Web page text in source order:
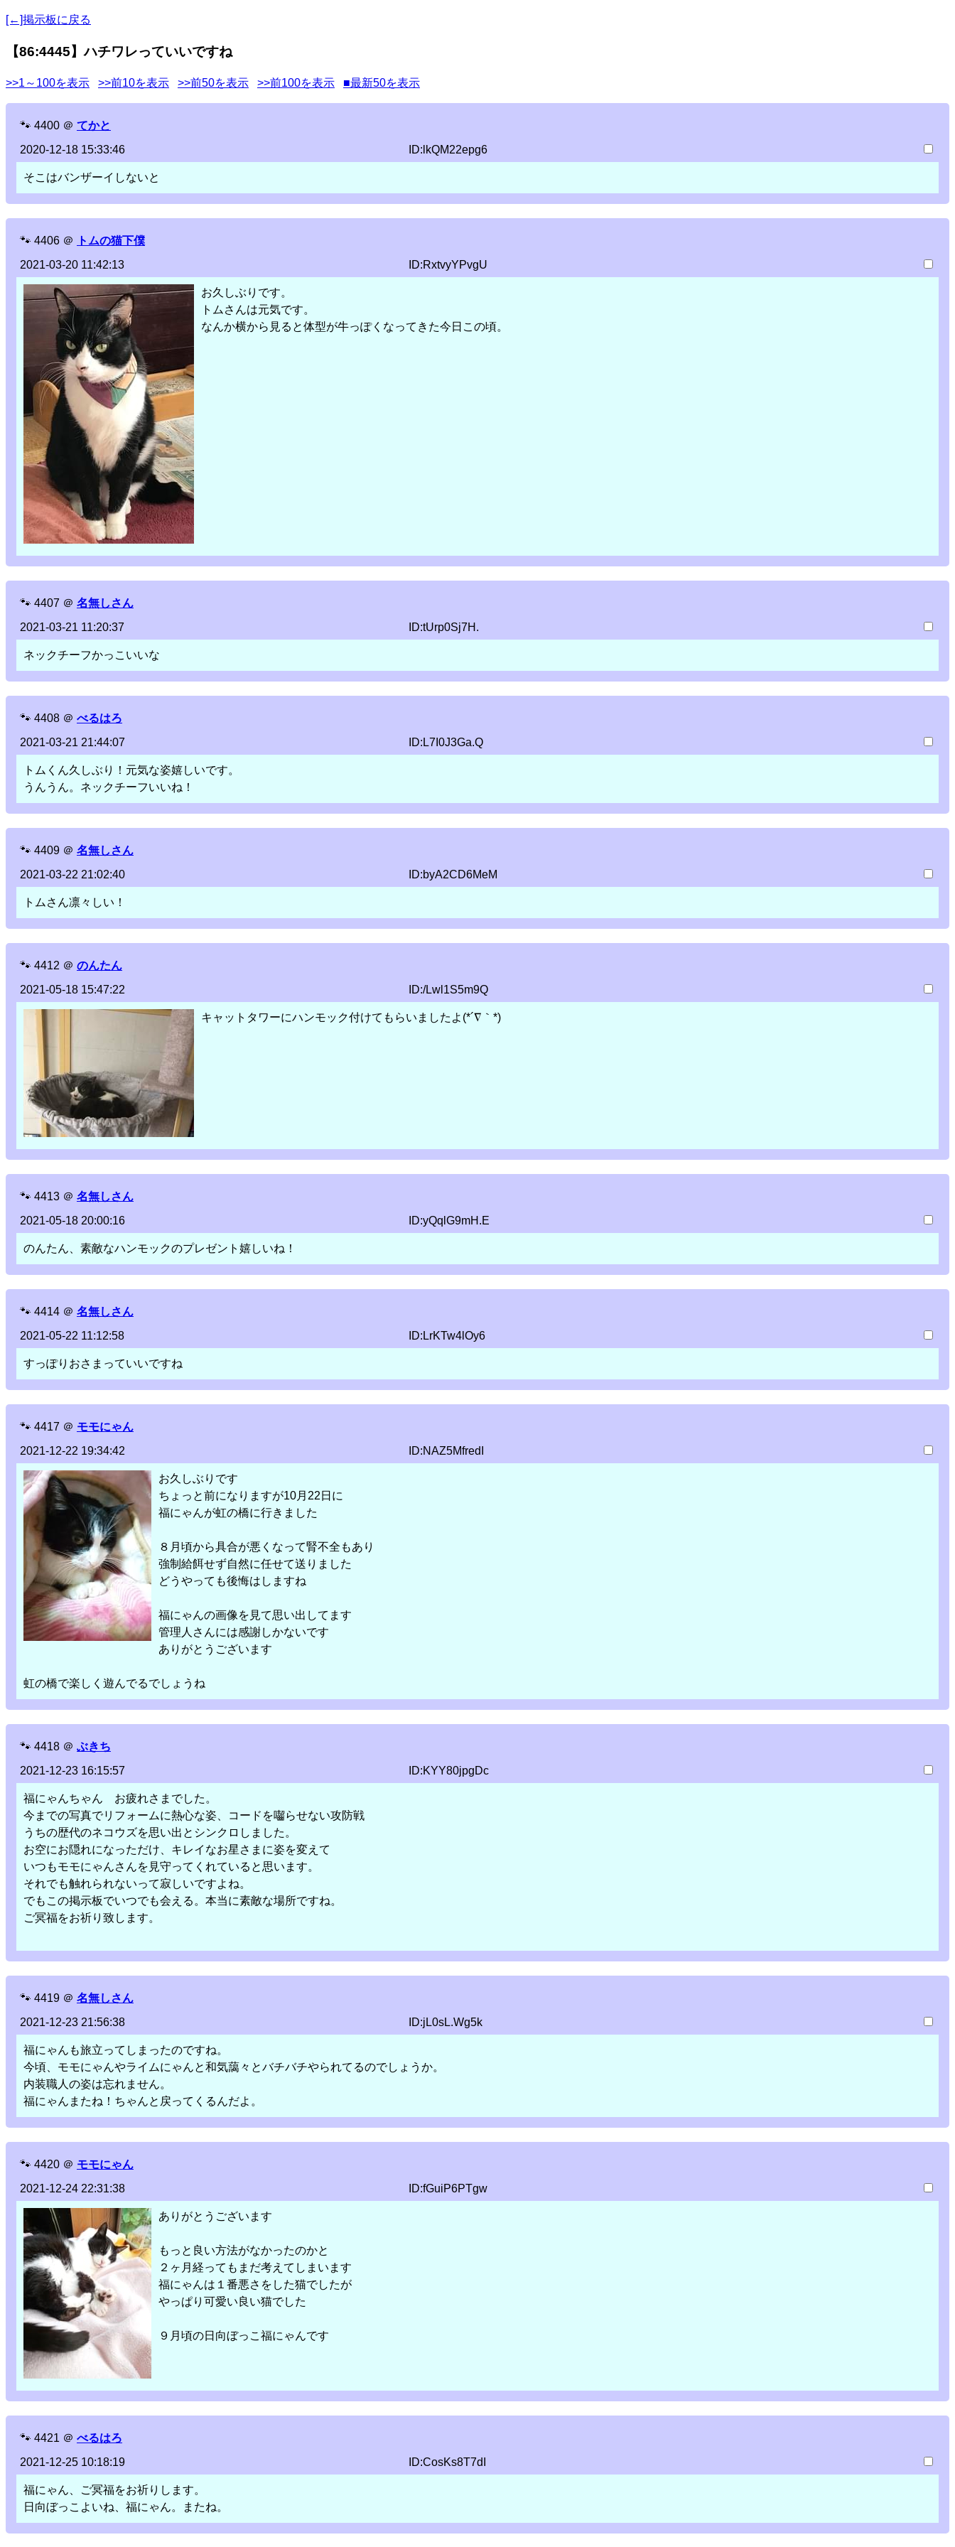
[←]掲示板に戻る
【86:4445】ハチワレっていいですね
>>1～100を表示 >>前10を表示 >>前50を表示 >>前100を表示 ■最新50を表示
🐾 4400 ＠ てかと
2020-12-18 15:33:46
ID:lkQM22epg6
そこはバンザーイしないと
🐾 4406 ＠
トムの猫下僕
2021-03-20 11:42:13
ID:RxtvyYPvgU
お久しぶりです。
トムさんは元気です。
なんか横から見ると体型が牛っぽくなってきた今日この頃。
🐾 4407 ＠ 名無しさん
2021-03-21 11:20:37
ID:tUrp0Sj7H.
ネックチーフかっこいいな
🐾 4408 ＠ べるはろ
2021-03-21 21:44:07
ID:L7I0J3Ga.Q
トムくん久しぶり！元気な姿嬉しいです。
うんうん。ネックチーフいいね！
🐾 4409 ＠ 名無しさん
2021-03-22 21:02:40
ID:byA2CD6MeM
トムさん凛々しい！
🐾 4412 ＠ のんたん
2021-05-18 15:47:22
ID:/Lwl1S5m9Q
キャットタワーにハンモック付けてもらいましたよ(*´∇｀*)
🐾 4413 ＠ 名無しさん
2021-05-18 20:00:16
ID:yQqlG9mH.E
のんたん、素敵なハンモックのプレゼント嬉しいね！
🐾 4414 ＠ 名無しさん
2021-05-22 11:12:58
ID:LrKTw4lOy6
すっぽりおさまっていいですね
🐾 4417 ＠ モモにゃん
2021-12-22 19:34:42
ID:NAZ5MfredI
お久しぶりです
ちょっと前になりますが10月22日に
福にゃんが虹の橋に行きました
８月頃から具合が悪くなって腎不全もあり
強制給餌せず自然に任せて送りました
どうやっても後悔はしますね
福にゃんの画像を見て思い出してます
管理人さんには感謝しかないです
ありがとうございます
虹の橋で楽しく遊んでるでしょうね
🐾 4418 ＠ ぶきち
2021-12-23 16:15:57
ID:KYY80jpgDc
福にゃんちゃん お疲れさまでした。
今までの写真でリフォームに熱心な姿、コードを囓らせない攻防戦
うちの歴代のネコウズを思い出とシンクロしました。
お空にお隠れになっただけ、キレイなお星さまに姿を変えて
いつもモモにゃんさんを見守ってくれていると思います。
それでも触れられないって寂しいですよね。
でもこの掲示板でいつでも会える。本当に素敵な場所ですね。
ご冥福をお祈り致します。
🐾 4419 ＠ 名無しさん
2021-12-23 21:56:38
ID:jL0sL.Wg5k
福にゃんも旅立ってしまったのですね。
今頃、モモにゃんやライムにゃんと和気藹々とバチバチやられてるのでしょうか。
内装職人の姿は忘れません。
福にゃんまたね！ちゃんと戻ってくるんだよ。
🐾 4420 ＠ モモにゃん
2021-12-24 22:31:38
ID:fGuiP6PTgw
ありがとうございます
もっと良い方法がなかったのかと
２ヶ月経ってもまだ考えてしまいます
福にゃんは１番悪さをした猫でしたが
やっぱり可愛い良い猫でした
９月頃の日向ぼっこ福にゃんです
🐾 4421 ＠ べるはろ
2021-12-25 10:18:19
ID:CosKs8T7dI
福にゃん、ご冥福をお祈りします。
日向ぼっこよいね、福にゃん。またね。